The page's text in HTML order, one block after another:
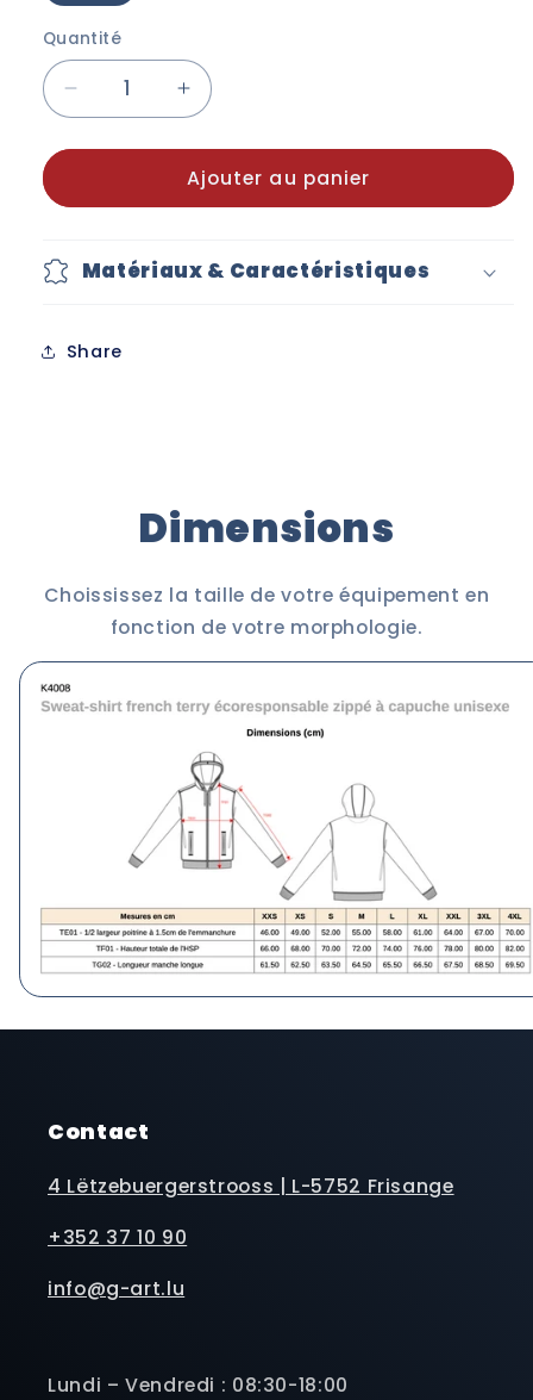
Quantité
Réduire
la
quantité
Sweat-
Bio
Adultes
Augmenter
la
quantité
de
Sweat-
Bio
Ajouter au panier
Matériaux & Caractéristiques
Share
Dimensions
Choississez la taille de votre équipement en
fonction de votre morphologie.
Contact
4 Lëtzebuergerstrooss | L-5752 Frisange
+352 37 10 90
info@g-art.lu
Lundi – Vendredi : 08:30-18:00